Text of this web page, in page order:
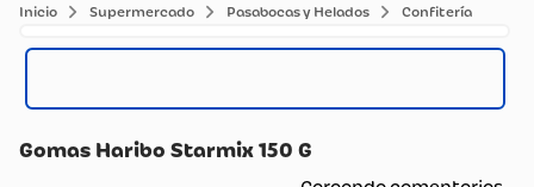
Supermercado Pasabocas y Helados Confitería
Gomas Haribo Starmix 150 G